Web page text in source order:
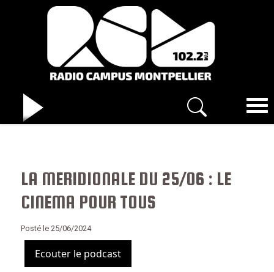
LA MERIDIONALE DU 25/06 : LE
CINEMA POUR TOUS
Posté le 25/06/2024
Ecouter le podcast